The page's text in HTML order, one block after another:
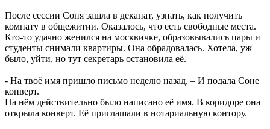
После сессии Соня зашла в деканат, узнать, как получить
комнату в общежитии. Оказалось, что есть свободные места.
Кто-то удачно женился на москвичке, образовывались пары и
студенты снимали квартиры. Она обрадовалась. Хотела, уж
было, уйти, но тут секретарь остановила её.
- На твоё имя пришло письмо неделю назад. – И подала Соне
конверт.
На нём действительно было написано её имя. В коридоре она
открыла конверт. Её приглашали в нотариальную контору.